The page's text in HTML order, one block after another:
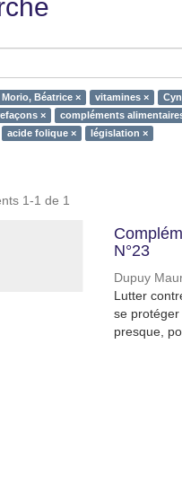
Morio, Béatrice × vitamines ×
× compléments
acide folique × législation ×
1-1 de 1
N°23
Dupuy
Lutter
se
presque,